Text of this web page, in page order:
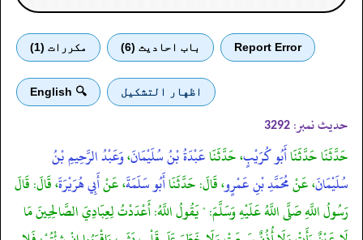
Report Error باب احادیث (6) مكررات (1)
اظهار التشكيل 🔍 English
حدیث نمبر: 3292
حَدَّثَنَا حَدَّثَنَاأَبُو كُرَيْبٍ، حَدَّثَنَاعَبْدَةُ بْنُ سُلَيْمَانَ،وَعَبْدُ الرَّحِيمِ بْنُ
سُلَيْمَانَ، عَنْمُحَمَّدِ بْنِ عَمْرٍو، قَالَ: حَدَّثَنَاأَبُو سَلَمَةَ، عَنْأَبِي هُرَيْرَةَ، قَالَ: قَالَ
رَسُولُ اللَّهِ صَلَّى اللَّهُ عَلَيْهِ وَسَلَّمَ: " يَقُولُ اللَّهُ: أَعْدَدْتُ لِعِبَادِيَ الصَّالِحِينَ مَا